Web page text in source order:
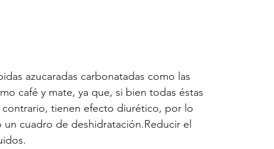
azucaradas carbonatadas como las
café y mate, ya que, si bien todas éstas
tienen efecto diurético, por lo
cuadro de deshidratación.Reducir el